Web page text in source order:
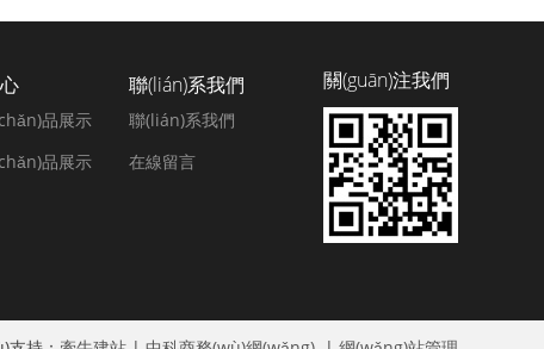
品展示
品展示
聯(lián)系我們
聯(lián)系我們
在線留言
關(guān)注我們